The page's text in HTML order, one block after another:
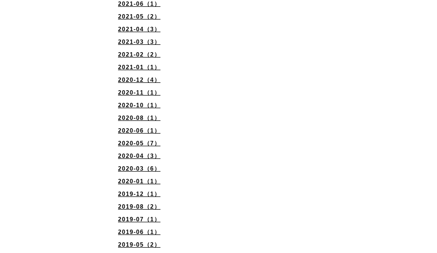
2021-06（1）
2021-05（2）
2021-04（3）
2021-03（3）
2021-02（2）
2021-01（1）
2020-12（4）
2020-11（1）
2020-10（1）
2020-08（1）
2020-06（1）
2020-05（7）
2020-04（3）
2020-03（6）
2020-01（1）
2019-12（1）
2019-08（2）
2019-07（1）
2019-06（1）
2019-05（2）